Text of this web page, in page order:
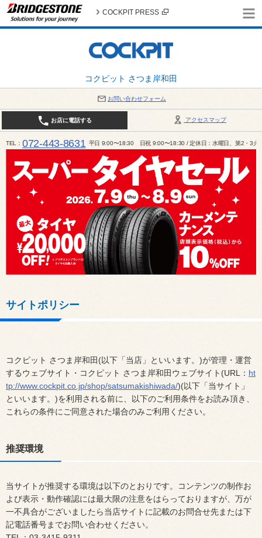
コクピット さつま岸和田
COCKPIT PRESS
お問い合わせフォーム
アクセスマップ
お店に電話する
TEL 072-443-8631 平日 9:00〜18:30 日祝 9:00〜18:30 / 定休日：水曜日、第2・3火
サイトポリシー
コクピット さつま岸和田(以下「当店」といいます。)が管理・運営
するウェブサイト・コクピット さつま岸和田ウェブサイト(URL： ht
tp://www.cockpit.co.jp/shop/satsumakishiwada/)(以下「当サイト」
といいます。)を利用される前に、以下のご利用条件をお読み頂き、
これらの条件にご同意された場合のみご利用ください。
推奨環境
当サイトが推奨する環境は以下のとおりです。コンテンツの制作お
よび表示・動作確認には最大限の注意をはらっておりますが、万が
一不具合がございましたら当店サイトに記載のお問合せ先または下
記電話番号までお問い合わせください。